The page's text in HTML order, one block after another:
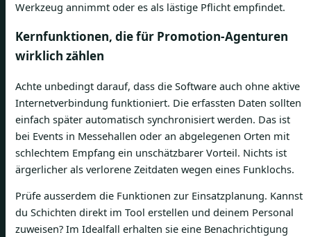
Werkzeug annimmt oder es als lästige Pflicht empfindet.
Kernfunktionen, die für Promotion-Agenturen
wirklich zählen
Achte unbedingt darauf, dass die Software auch ohne aktive
Internetverbindung funktioniert. Die erfassten Daten sollten
einfach später automatisch synchronisiert werden. Das ist
bei Events in Messehallen oder an abgelegenen Orten mit
schlechtem Empfang ein unschätzbarer Vorteil. Nichts ist
ärgerlicher als verlorene Zeitdaten wegen eines Funklochs.
Prüfe ausserdem die Funktionen zur Einsatzplanung. Kannst
du Schichten direkt im Tool erstellen und deinem Personal
zuweisen? Im Idealfall erhalten sie eine Benachrichtigung